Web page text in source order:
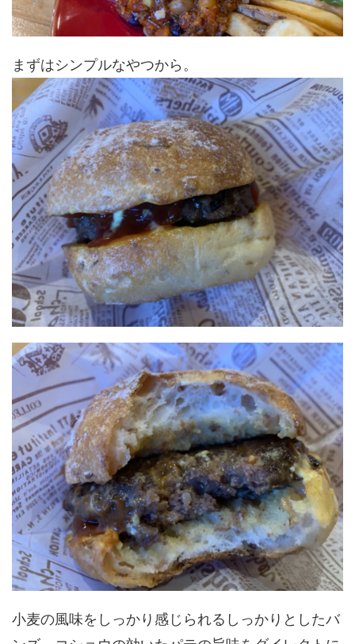
まずはシンプルなやつから。
小麦の風味をしっかり感じられるしっかりとしたバ